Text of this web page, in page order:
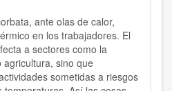
ante olas de calor,
en los trabajadores. El
a sectores como la
sino que
sometidas a riesgos